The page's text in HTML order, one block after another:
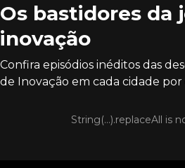
Os bastidores da
inovação
Confira episódios inéditos das
de Inovação em cada cidade por
String(...).replaceAll is